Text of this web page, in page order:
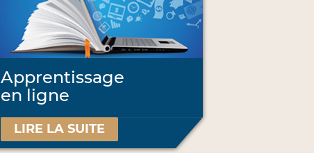
Apprentissage
en ligne
LIRE LA SUITE